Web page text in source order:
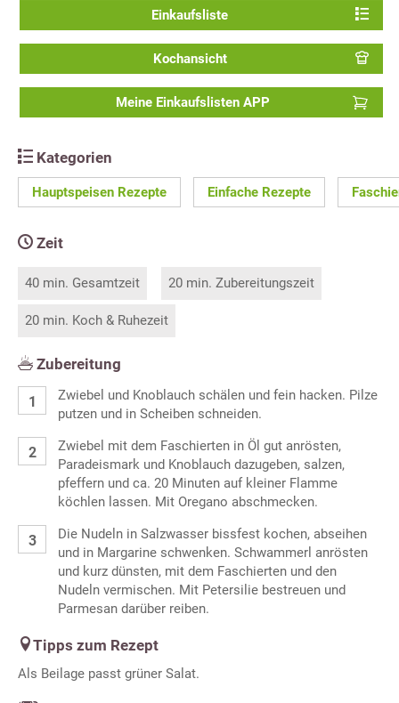
Einkaufsliste
Kochansicht
Meine Einkaufslisten APP
Kategorien
Hauptspeisen Rezepte Einfache Rezepte
Zeit
40 min. Gesamtzeit 20 min. Zubereitungszeit
20 min. Koch & Ruhezeit
Zubereitung
Zwiebel und Knoblauch schälen und fein hacken. Pilze
putzen und in Scheiben schneiden.
Zwiebel mit dem Faschierten in Öl gut anrösten,
Paradeismark und Knoblauch dazugeben, salzen,
pfeffern und ca. 20 Minuten auf kleiner Flamme
köchlen lassen. Mit Oregano abschmecken.
Die Nudeln in Salzwasser bissfest kochen, abseihen
und in Margarine schwenken. Schwammerl anrösten
und kurz dünsten, mit dem Faschierten und den
Nudeln vermischen. Mit Petersilie bestreuen und
Parmesan darüber reiben.
Tipps zum Rezept
Als Beilage passt grüner Salat.